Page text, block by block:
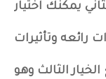
يمكنك اختيار
رائعه وتأثيرات
الثالث وهو